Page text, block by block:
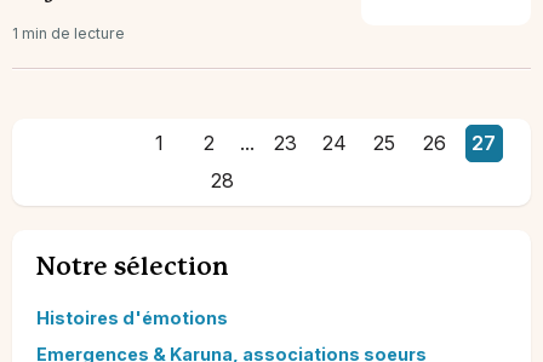
1 min de lecture
1 2 ... 23 24 25 26
27
28
Notre sélection
Histoires d'émotions
Emergences & Karuna, associations soeurs